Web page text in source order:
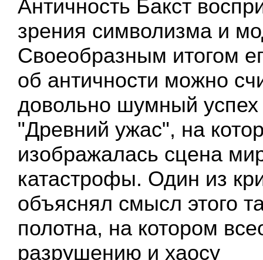
Античность Бакст
зрения символизма и
Своеобразным итогом
об античности можно
довольно шумный успех
"Древний ужас", на
изображалась сцена
катастрофы. Один из
объяснял смысл этого
полотна, на котором
разрушению и хаосу